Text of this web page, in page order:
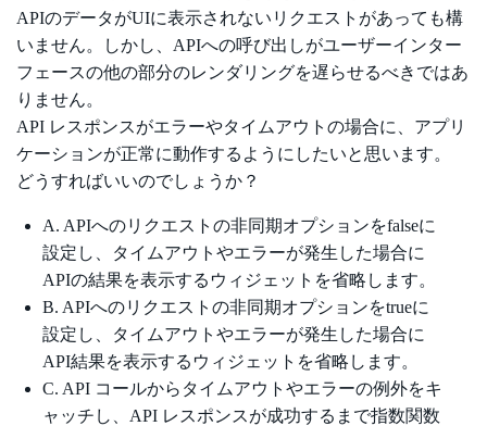
APIのデータがUIに表示されないリクエストがあっても構
いません。しかし、APIへの呼び出しがユーザーインター
フェースの他の部分のレンダリングを遅らせるべきではあ
りません。
API レスポンスがエラーやタイムアウトの場合に、アプリ
ケーションが正常に動作するようにしたいと思います。
どうすればいいのでしょうか？
A. APIへのリクエストの非同期オプションをfalseに
設定し、タイムアウトやエラーが発生した場合に
APIの結果を表示するウィジェットを省略します。
B. APIへのリクエストの非同期オプションをtrueに
設定し、タイムアウトやエラーが発生した場合に
API結果を表示するウィジェットを省略します。
C. API コールからタイムアウトやエラーの例外をキ
ャッチし、API レスポンスが成功するまで指数関数